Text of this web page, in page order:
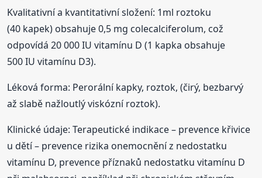
Kvalitativní a kvantitativní složení: 1ml roztoku
(40 kapek) obsahuje 0,5 mg colecalciferolum, což
odpovídá 20 000 IU vitamínu D (1 kapka obsahuje
500 IU vitamínu D3).
Léková forma: Perorální kapky, roztok, (čirý, bezbarvý
až slabě nažloutlý viskózní roztok).
Klinické údaje: Terapeutické indikace – prevence křivice
u dětí – prevence rizika onemocnění z nedostatku
vitamínu D, prevence příznaků nedostatku vitamínu D